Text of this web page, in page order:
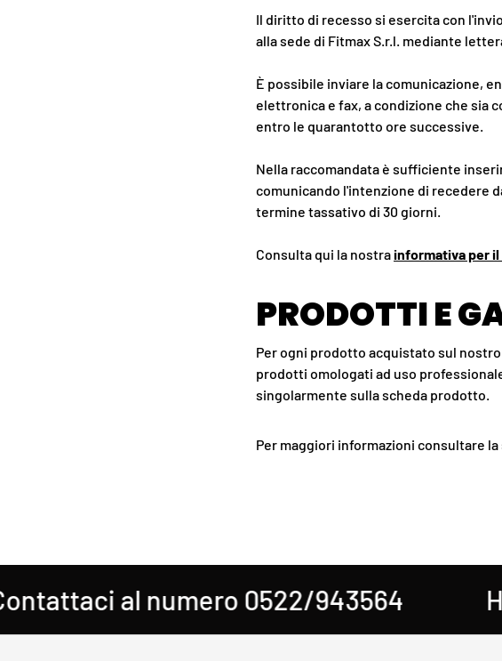
Il diritto di recesso si esercita con
alla sede di Fitmax S.r.l. mediante
È possibile inviare la comunicazione,
elettronica e fax, a condizione che sia
entro le quarantotto ore successive.
Nella raccomandata è sufficiente
comunicando l'intenzione di recedere
termine tassativo di 30 giorni.
Consulta qui la nostrainformativa per il
PRODOTTI E
Per ogni prodotto acquistato sul
prodotti omologati ad uso
singolarmente sulla scheda prodotto.
Per maggiori informazioni consultare la
al numero 0522/943564